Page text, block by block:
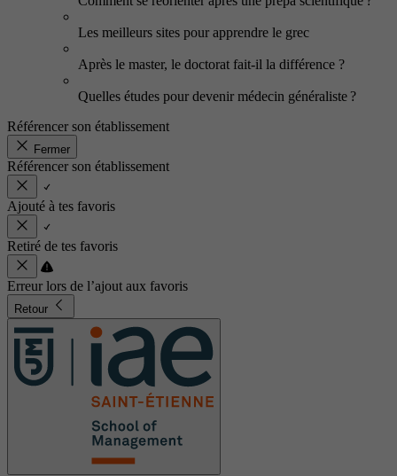
Les meilleurs sites pour apprendre le grec
Après le master, le doctorat fait-il la différence ?
Quelles études pour devenir médecin généraliste ?
Référencer son établissement
Fermer
Référencer son établissement
Ajouté à tes favoris
Retiré de tes favoris
Erreur lors de l’ajout aux favoris
Retour